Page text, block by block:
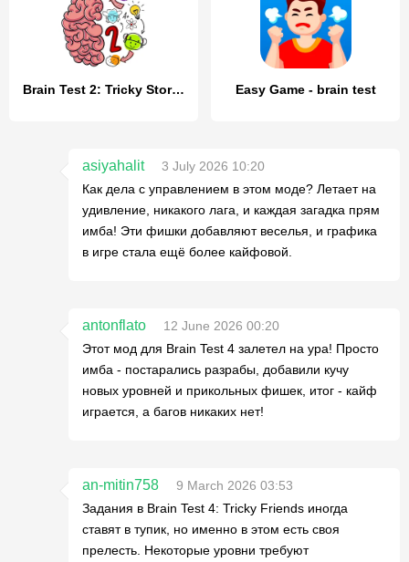
Brain Test 2: Tricky Stories Easy Game - brain test
asiyahalit
3 July 2026 10:20
Как дела с управлением в этом моде? Летает на
удивление, никакого лага, и каждая загадка прям
имба! Эти фишки добавляют веселья, и графика
в игре стала ещё более кайфовой.
antonflato
12 June 2026 00:20
Этот мод для Brain Test 4 залетел на ура! Просто
имба - постарались разрабы, добавили кучу
новых уровней и прикольных фишек, итог - кайф
играется, а багов никаких нет!
an-mitin758
9 March 2026 03:53
Задания в Brain Test 4: Tricky Friends иногда
ставят в тупик, но именно в этом есть своя
прелесть. Некоторые уровни требуют